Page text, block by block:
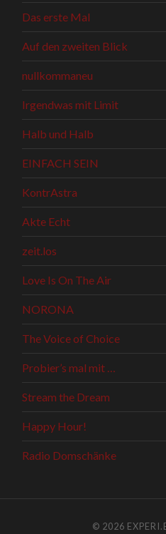
Das erste Mal
Auf den zweiten Blick
nullkommaneu
Irgendwas mit Limit
Halb und Halb
EINFACH SEIN
KontrAstra
Akte Echt
zeit.los
Love Is On The Air
NORONA
The Voice of Choice
Probier’s mal mit …
Stream the Dream
Happy Hour!
Radio Domschänke
© 2026